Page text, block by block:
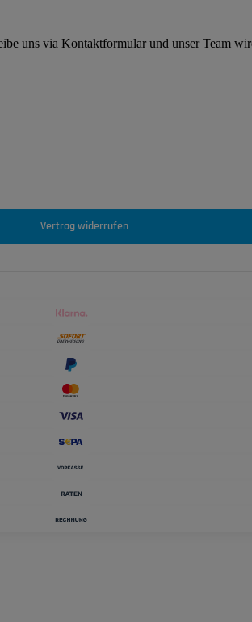
uns via Kontaktformular und unser Team
Vertrag widerrufen